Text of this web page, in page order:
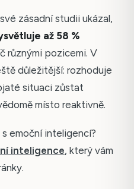
zásadní studii ukázal,
až 58 %
různými pozicemi. V
důležitější: rozhoduje
situaci zůstat
místo reaktivně.
emoční inteligencí?
inteligence, který vám